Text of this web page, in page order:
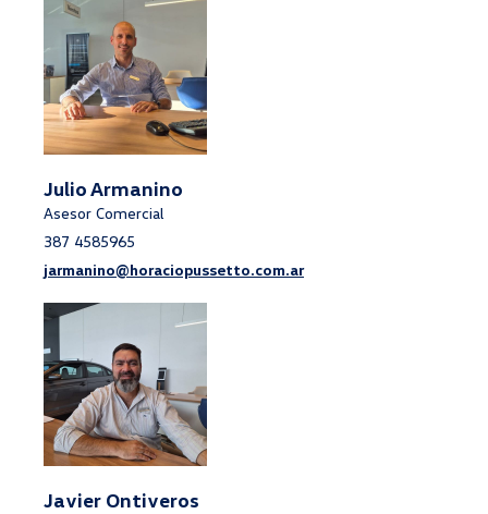
Julio Armanino
Asesor Comercial
387 4585965
jarmanino@horaciopussetto.com.ar
Javier Ontiveros